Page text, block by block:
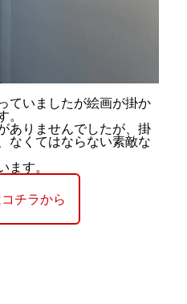
ていましたが絵画が掛か
。
ありませんでしたが、掛
なくてはならない素敵な
す。
チラから